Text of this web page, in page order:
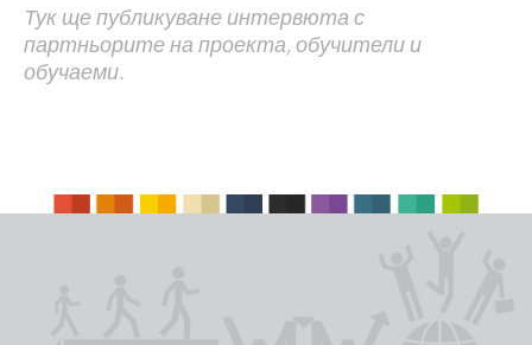
Тук ще публикуване интервюта с
партньорите на проекта, обучители и
обучаеми.